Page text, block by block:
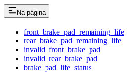
Na página
front_brake_pad_remaining_life
rear_brake_pad_remaining_life
invalid_front_brake_pad
invalid_rear_brake_pad
brake_pad_life_status